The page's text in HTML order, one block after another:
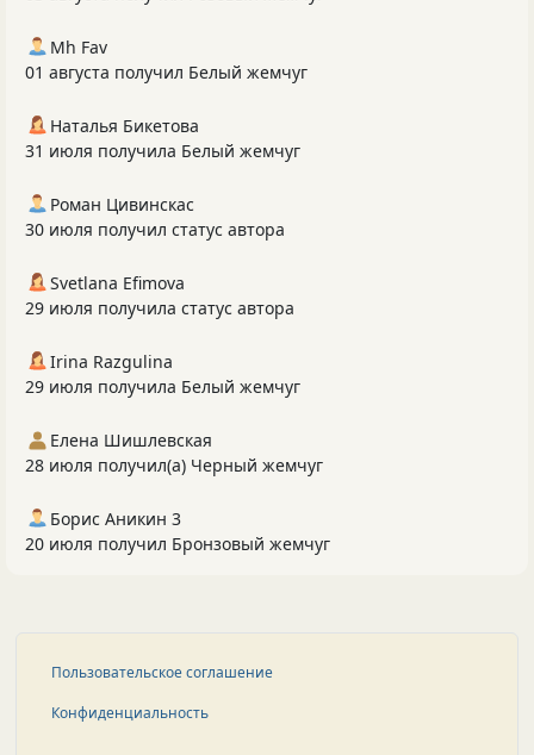
Mh Fav
01 августа получил Белый жемчуг
Наталья Бикетова
31 июля получила Белый жемчуг
Роман Цивинскас
30 июля получил статус автора
Svetlana Efimova
29 июля получила статус автора
Irina Razgulina
29 июля получила Белый жемчуг
Елена Шишлевская
28 июля получил(а) Черный жемчуг
Борис Аникин 3
20 июля получил Бронзовый жемчуг
Пользовательское соглашение
Конфиденциальность